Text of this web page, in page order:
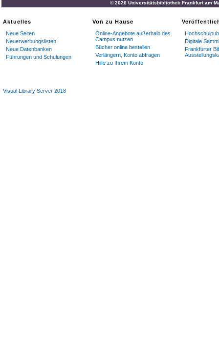
© 2026 Universitätsbibliothek Frankfurt am
Aktuelles
Neue Seiten
Neuerwerbungslisten
Neue Datenbanken
Führungen und Schulungen
Von zu Hause
Online-Angebote außerhalb des
Campus nutzen
Bücher online bestellen
Verlängern, Konto abfragen
Hilfe zu Ihrem Konto
Digitale
Frankfurter
Visual Library Server 2018